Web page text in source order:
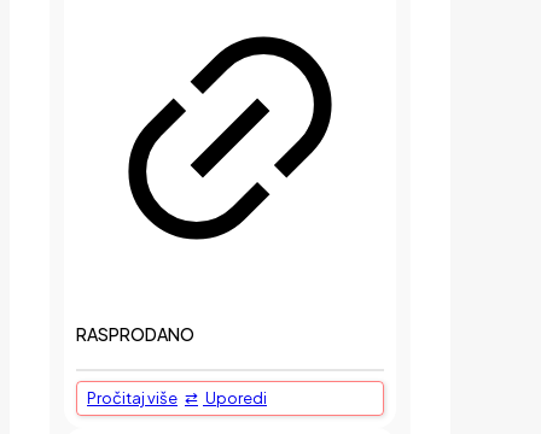
RASPRODANO
Pročitaj više Uporedi